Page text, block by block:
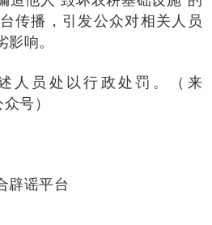
传播，引发公众对相关人员
响。
人员处以行政处罚。（来
号）
辟谣平台